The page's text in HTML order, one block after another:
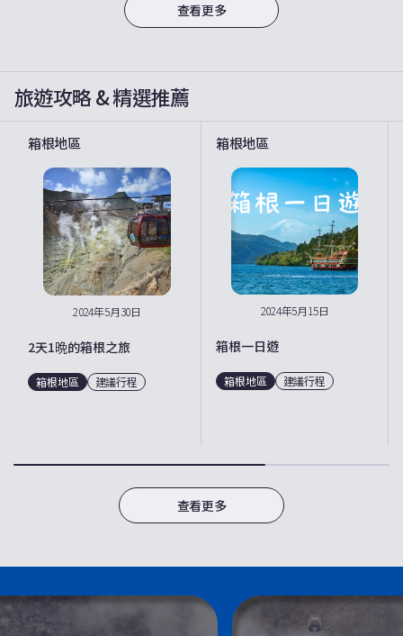
查看更多
旅遊攻略 & 精選推薦
箱根地區
2024年5月30日
2天1晩的箱根之旅
箱根地區 建議行程
箱根地區
2024年5月15日
箱根一日遊
箱根地區 建議行程
查看更多